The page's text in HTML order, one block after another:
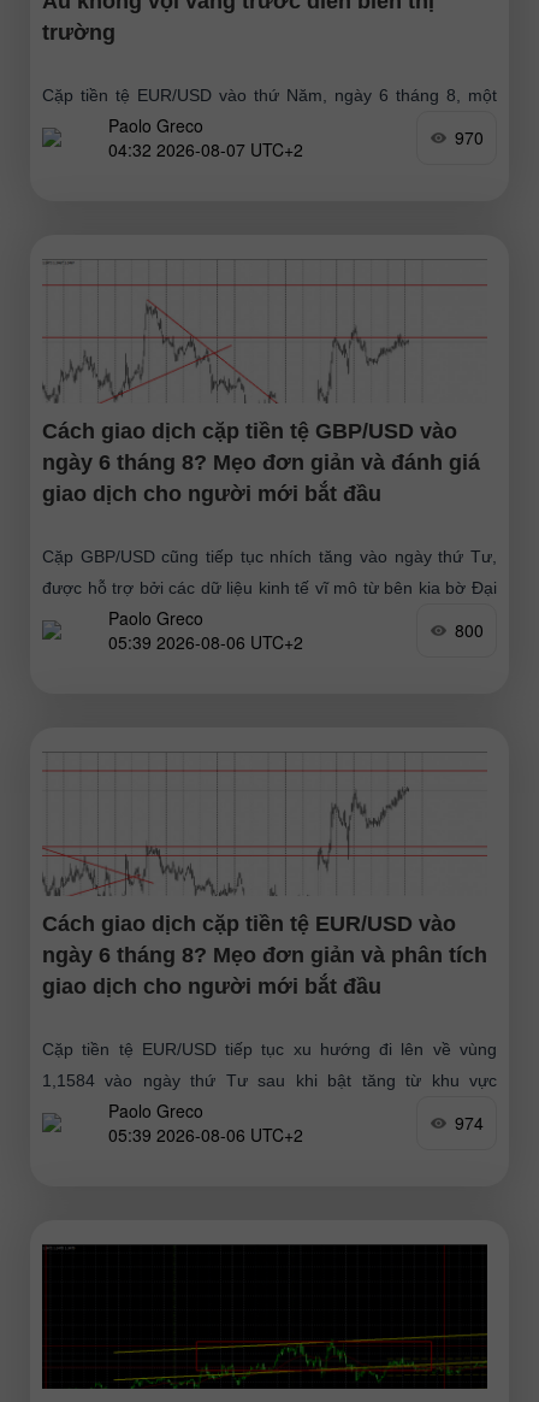
trường
Cặp tiền tệ EUR/USD vào thứ Năm, ngày 6 tháng 8, một
lần nữa không thể tiếp tục đà tăng và đã quay đầu giảm.
Đã có sự củng
Paolo Greco
04:32 2026-08-07 UTC+2
970
Cách giao dịch cặp tiền tệ GBP/USD vào
ngày 6 tháng 8? Mẹo đơn giản và đánh giá
giao dịch cho người mới bắt đầu
Cặp GBP/USD cũng tiếp tục nhích tăng vào ngày thứ Tư,
được hỗ trợ bởi các dữ liệu kinh tế vĩ mô từ bên kia bờ Đại
Tây DươngPaolo Greco
05:39 2026-08-06 UTC+2
800
Cách giao dịch cặp tiền tệ EUR/USD vào
ngày 6 tháng 8? Mẹo đơn giản và phân tích
giao dịch cho người mới bắt đầu
Cặp tiền tệ EUR/USD tiếp tục xu hướng đi lên về vùng
1,1584 vào ngày thứ Tư sau khi bật tăng từ khu vực
1,1461–1,1474 và hoàn tất giai đoạn
Paolo Greco
05:39 2026-08-06 UTC+2
974